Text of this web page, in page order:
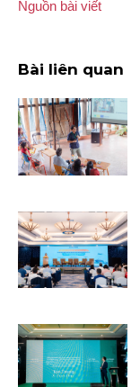
Nguồn bài viết
Bài liên quan